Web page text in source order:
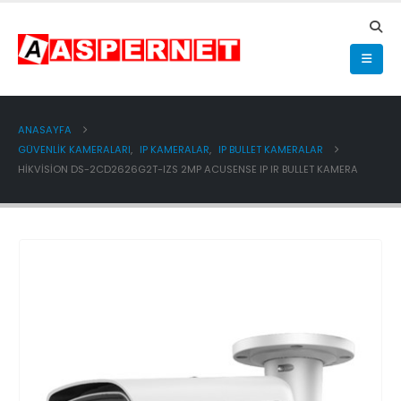
ANASAYFA
GÜVENLİK KAMERALARI, IP KAMERALAR, IP BULLET KAMERALAR
HIKVISION DS-2CD2626G2T-IZS 2MP ACUSENSE IP IR BULLET KAMERA